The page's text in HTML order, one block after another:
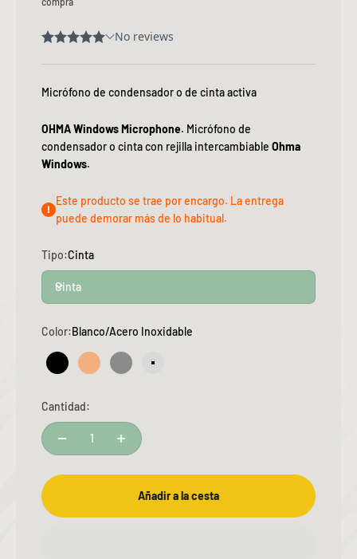
Micrófono de condensador o de cinta activa
OHMA Windows Microphone. Micrófono de
condensador o cinta con rejilla intercambiable Ohma
Windows.
Este producto se trae por encargo. La entrega
puede demorar más de lo habitual.
Tipo:Cinta
Cinta
Color:Blanco/Acero Inoxidable
Negro Verde azulado / Albaricoque
Negro/Acero Inoxidable
Cantidad:
Añadir a la cesta